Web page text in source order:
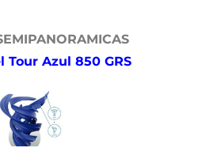
Tour Azul 850 GRS